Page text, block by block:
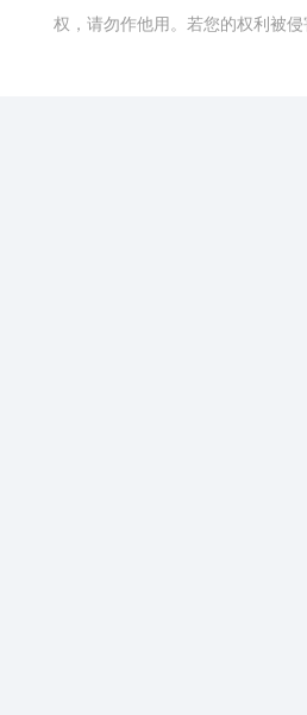
权，请勿作他用。若您的权利被